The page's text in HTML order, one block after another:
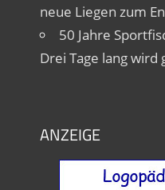
neue Liegen zum
50 Jahre
Drei Tage lang wird
ANZEIGE